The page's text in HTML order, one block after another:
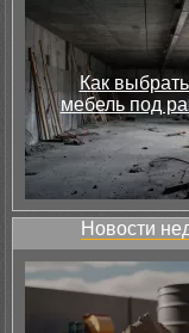
Как
мебель под
Новости